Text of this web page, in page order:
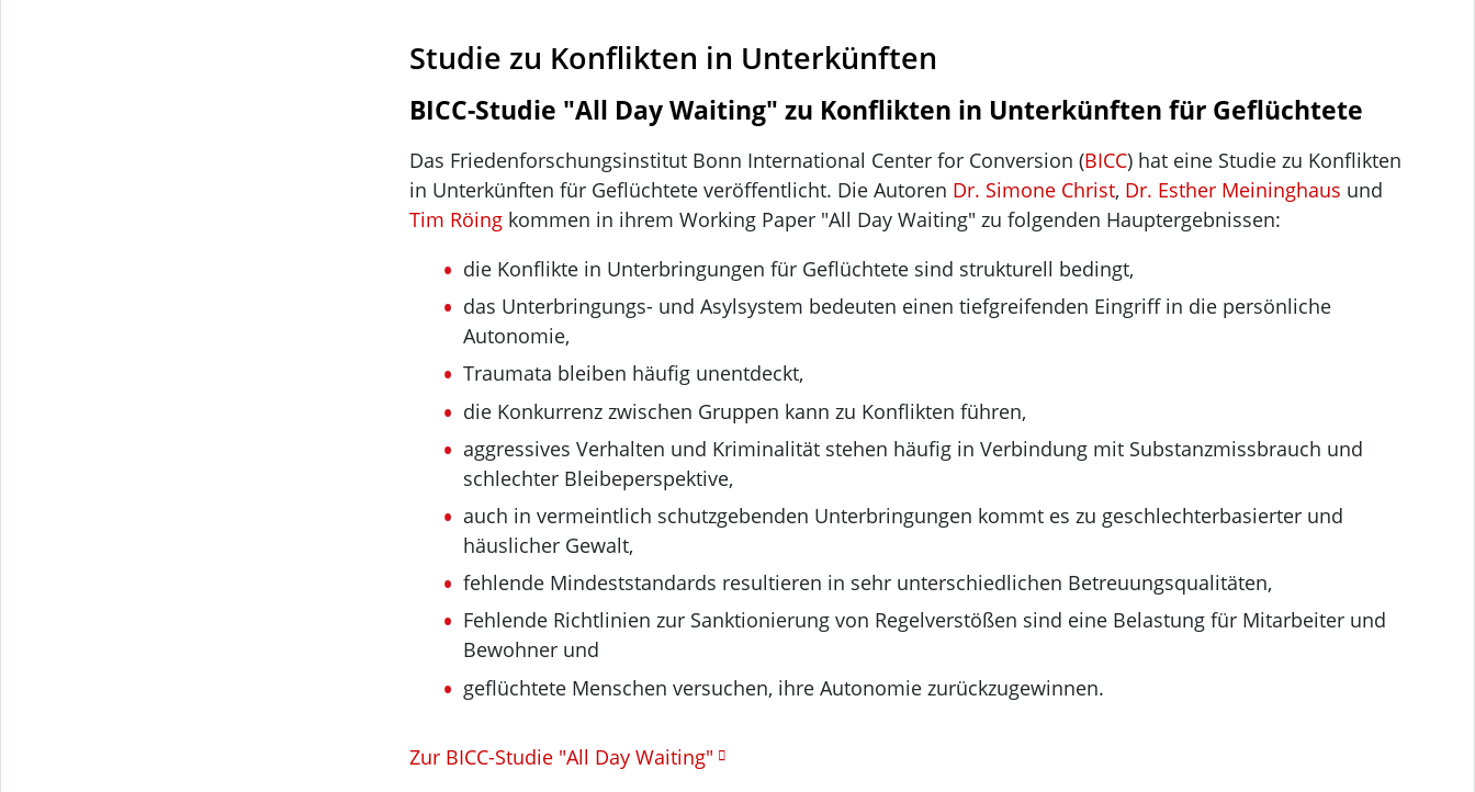
Studie zu Konflikten in Unterkünften
BICC-Studie "All Day Waiting" zu Konflikten in Unterkünften für Geflüchtete
Das Friedenforschungsinstitut Bonn International Center for Conversion (BICC) hat eine Studie zu Konflikten
in Unterkünften für Geflüchtete veröffentlicht. Die Autoren Dr. Simone Christ, Dr. Esther Meininghaus und
Tim Röingkommen in ihrem Working Paper "All Day Waiting" zu folgenden Hauptergebnissen:
die Konflikte in Unterbringungen für Geflüchtete sind strukturell bedingt,
das Unterbringungs- und Asylsystem bedeuten einen tiefgreifenden Eingriff in die persönliche
Autonomie,
Traumata bleiben häufig unentdeckt,
die Konkurrenz zwischen Gruppen kann zu Konflikten führen,
aggressives Verhalten und Kriminalität stehen häufig in Verbindung mit Substanzmissbrauch und
schlechter Bleibeperspektive,
auch in vermeintlich schutzgebenden Unterbringungen kommt es zu geschlechterbasierter und
häuslicher Gewalt,
fehlende Mindeststandards resultieren in sehr unterschiedlichen Betreuungsqualitäten,
Fehlende Richtlinien zur Sanktionierung von Regelverstößen sind eine Belastung für Mitarbeiter und
Bewohner und
geflüchtete Menschen versuchen, ihre Autonomie zurückzugewinnen.
Zur BICC-Studie "All Day Waiting"